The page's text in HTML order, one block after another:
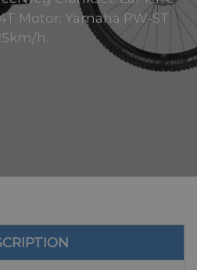
Motor: Yamaha PW-ST
h..